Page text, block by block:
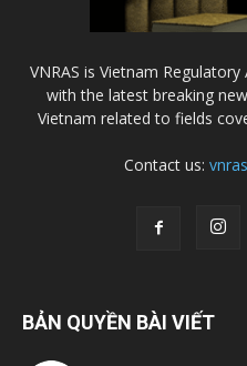
VNRAS is Vietnam
with the latest breaking
Vietnam related to fields
Contact us:
BẢN QUYỀN BÀI VIẾT